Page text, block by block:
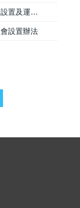
AA30250003 資易國際獎助學金設置及運用辦法
設置辦法